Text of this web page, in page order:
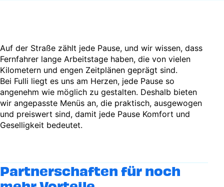
Auf der Straße zählt jede Pause, und wir wissen, dass
Fernfahrer lange Arbeitstage haben, die von vielen
Kilometern und engen Zeitplänen geprägt sind.
Bei Fulli liegt es uns am Herzen, jede Pause so
angenehm wie möglich zu gestalten. Deshalb bieten
wir angepasste Menüs an, die praktisch, ausgewogen
und preiswert sind, damit jede Pause Komfort und
Geselligkeit bedeutet.
Partnerschaften für noch